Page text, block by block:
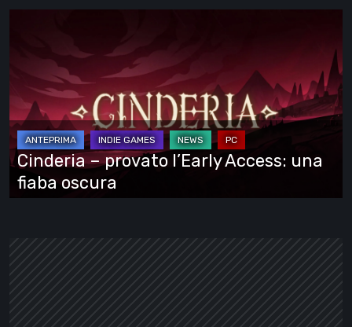
provato
l’Early
Access:
una
fiaba
oscura
Cinderia – provato l’Early Access: una
fiaba oscura